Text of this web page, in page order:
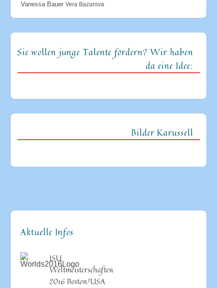
Vanessa Bauer Vera Bazarova
Sie wollen junge Talente fördern? Wir haben
da eine Idee:
Bilder Karussell
Aktuelle Infos
ISU
Weltmeisterschaften
2016 Boston/USA